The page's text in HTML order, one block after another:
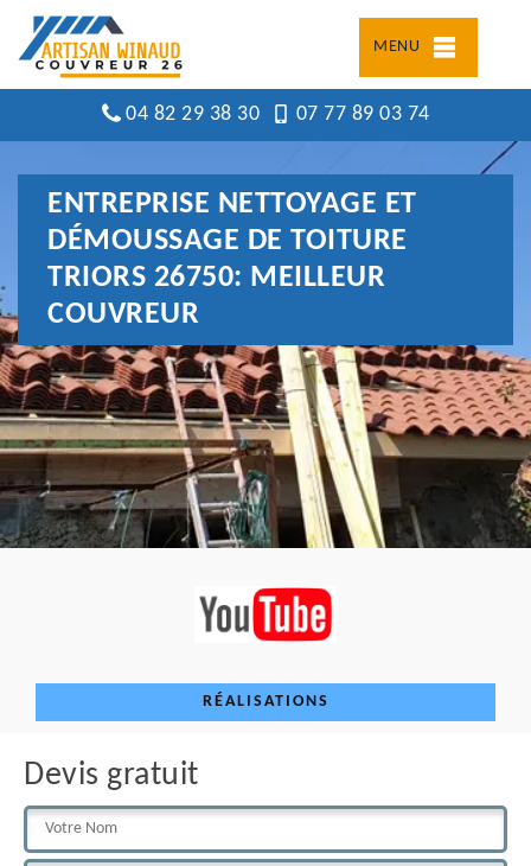
MENU
04 82 29 38 30 07 77 89 03 74
ENTREPRISE NETTOYAGE ET
DÉMOUSSAGE DE TOITURE
TRIORS 26750: MEILLEUR
COUVREUR
RÉALISATIONS
Devis gratuit